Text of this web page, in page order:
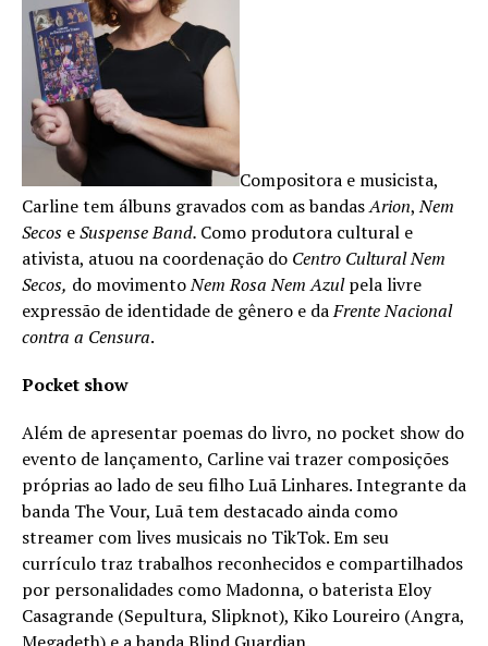
Compositora e musicista,
Carline tem álbuns gravados com as bandasArion,Nem
Secos eSuspense Band. Como produtora cultural e
ativista, atuou na coordenação do Centro Cultural Nem
Secos, do movimentoNem Rosa Nem Azulpela livre
expressão de identidade de gênero e daFrente Nacional
contra a Censura.
Pocket show
Além de apresentar poemas do livro, no pocket show do
evento de lançamento, Carline vai trazer composições
próprias ao lado de seu filho Luã Linhares. Integrante da
banda The Vour, Luã tem destacado ainda como
streamer com lives musicais no TikTok. Em seu
currículo traz trabalhos reconhecidos e compartilhados
por personalidades como Madonna, o baterista Eloy
Casagrande (Sepultura, Slipknot), Kiko Loureiro (Angra,